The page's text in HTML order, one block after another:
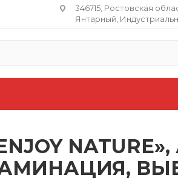
346715, Ростовская
Янтарный,